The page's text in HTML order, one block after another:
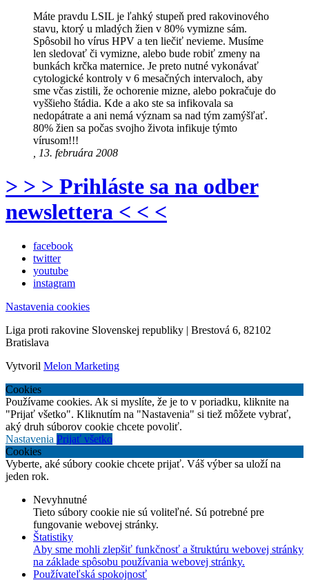
Máte pravdu LSIL je ľahký stupeň pred rakovinového
stavu, ktorý u mladých žien v 80% vymizne sám.
Spôsobil ho vírus HPV a ten liečiť nevieme. Musíme
len sledovať či vymizne, alebo bude robiť zmeny na
bunkách krčka maternice. Je preto nutné vykonávať
cytologické kontroly v 6 mesačných intervaloch, aby
sme včas zistili, že ochorenie mizne, alebo pokračuje do
vyššieho štádia. Kde a ako ste sa infikovala sa
nedopátrate a ani nemá význam sa nad tým zamýšľať.
80% žien sa počas svojho života infikuje týmto
vírusom!!!
, 13. februára 2008
> > > Prihláste sa na odber
newslettera < < <
facebook
twitter
youtube
instagram
Nastavenia cookies
Liga proti rakovine Slovenskej republiky | Brestová 6, 82102
Bratislava
Vytvoril Melon Marketing
Cookies
Používame cookies. Ak si myslíte, že je to v poriadku, kliknite na
"Prijať všetko". Kliknutím na "Nastavenia" si tiež môžete vybrať,
aký druh súborov cookie chcete povoliť.
Nastavenia Prijať všetko
Cookies
Vyberte, aké súbory cookie chcete prijať. Váš výber sa uloží na
jeden rok.
Nevyhnutné
Tieto súbory cookie nie sú voliteľné. Sú potrebné pre
fungovanie webovej stránky.
Štatistiky
Aby sme mohli zlepšiť funkčnosť a štruktúru webovej stránky
na základe spôsobu používania webovej stránky.
Používateľská spokojnosť